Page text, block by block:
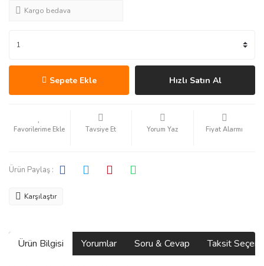
Kargo bedava
Sepete Ekle Hızlı Satın Al
Tavsiye Et Yorum Yaz Fiyat Alarmı
Ürün Paylaş :
Karşılaştır
Ürün Bilgisi Yorumlar Soru & Cevap Taksit